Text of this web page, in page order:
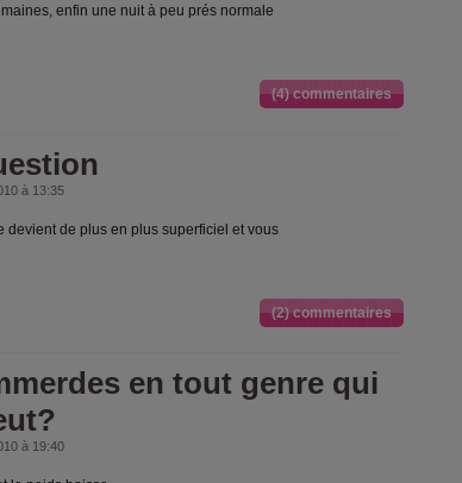
enfin une nuit à peu prés normale
(4) commentaires
à 13:35
devient de plus en plus superficiel et vous
(2) commentaires
en tout genre qui
à 19:40